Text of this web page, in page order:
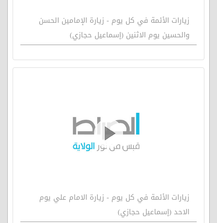
زيارات الأئمة في كل يوم - زيارة الإمامين الحسن
والحسين يوم الاثنين (إسماعيل حجازي)
زيارات الأئمة في كل يوم - زيارة الامام علي يوم
الاحد (إسماعيل حجازي)